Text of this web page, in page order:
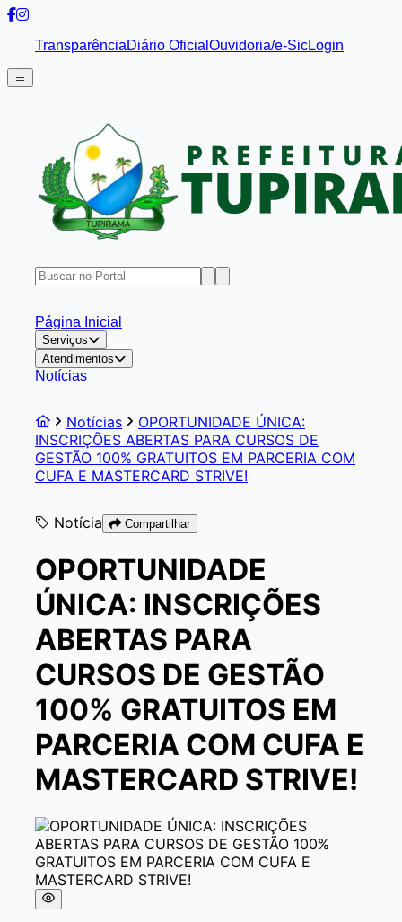
TransparênciaDiário Oficial Ouvidoria/e-SicLogin
Página Inicial
Serviços
Atendimentos
Notícias
Notícias
OPORTUNIDADE ÚNICA:
INSCRIÇÕES ABERTAS PARA CURSOS DE
GESTÃO 100% GRATUITOS EM PARCERIA COM
CUFA E MASTERCARD STRIVE!
Notícia Compartilhar
OPORTUNIDADE
ÚNICA: INSCRIÇÕES
ABERTAS PARA
CURSOS DE GESTÃO
100% GRATUITOS EM
PARCERIA COM CUFA E
MASTERCARD STRIVE!